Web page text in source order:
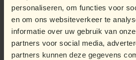
personaliseren, om functies voor
en om ons websiteverkeer te
informatie over uw gebruik van
partners voor social media,
partners kunnen deze gegevens